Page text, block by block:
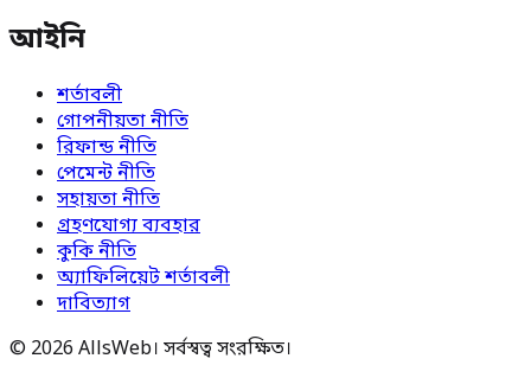
আইনি
শর্তাবলী
গোপনীয়তা নীতি
রিফান্ড নীতি
পেমেন্ট নীতি
সহায়তা নীতি
গ্রহণযোগ্য ব্যবহার
কুকি নীতি
অ্যাফিলিয়েট শর্তাবলী
দাবিত্যাগ
© 2026 AllsWeb। সর্বস্বত্ব সংরক্ষিত।